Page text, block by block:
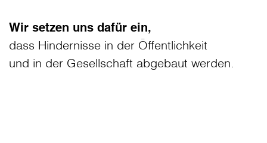
Wir setzen uns dafür ein,
dass Hindernisse in der Öffentlichkeit
und in der Gesellschaft abgebaut werden.